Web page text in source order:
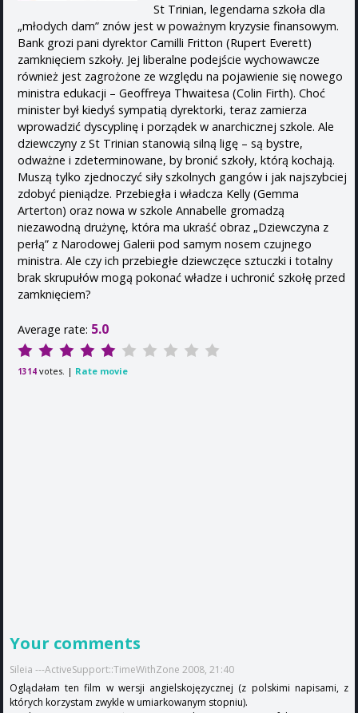
St Trinian, legendarna szkoła dla
„młodych dam” znów jest w poważnym kryzysie finansowym.
Bank grozi pani dyrektor Camilli Fritton (Rupert Everett)
zamknięciem szkoły. Jej liberalne podejście wychowawcze
również jest zagrożone ze względu na pojawienie się nowego
ministra edukacji – Geoffreya Thwaitesa (Colin Firth). Choć
minister był kiedyś sympatią dyrektorki, teraz zamierza
wprowadzić dyscyplinę i porządek w anarchicznej szkole. Ale
dziewczyny z St Trinian stanowią silną ligę – są bystre,
odważne i zdeterminowane, by bronić szkoły, którą kochają.
Muszą tylko zjednoczyć siły szkolnych gangów i jak najszybciej
zdobyć pieniądze. Przebiegła i władcza Kelly (Gemma
Arterton) oraz nowa w szkole Annabelle gromadzą
niezawodną drużynę, która ma ukraść obraz „Dziewczyna z
perłą” z Narodowej Galerii pod samym nosem czujnego
ministra. Ale czy ich przebiegłe dziewczęce sztuczki i totalny
brak skrupułów mogą pokonać władze i uchronić szkołę przed
zamknięciem?
Average rate: 5.0
1314 votes. | Rate movie
Your comments
Sileia ---ActiveSupport::TimeWithZone 2008, 21:40
Oglądałam ten film w wersji angielskojęzycznej (z polskimi napisami, z
których korzystam zwykle w umiarkowanym stopniu).